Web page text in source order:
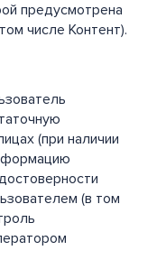
предусмотрена
числе Контент).
(при наличии
(в том